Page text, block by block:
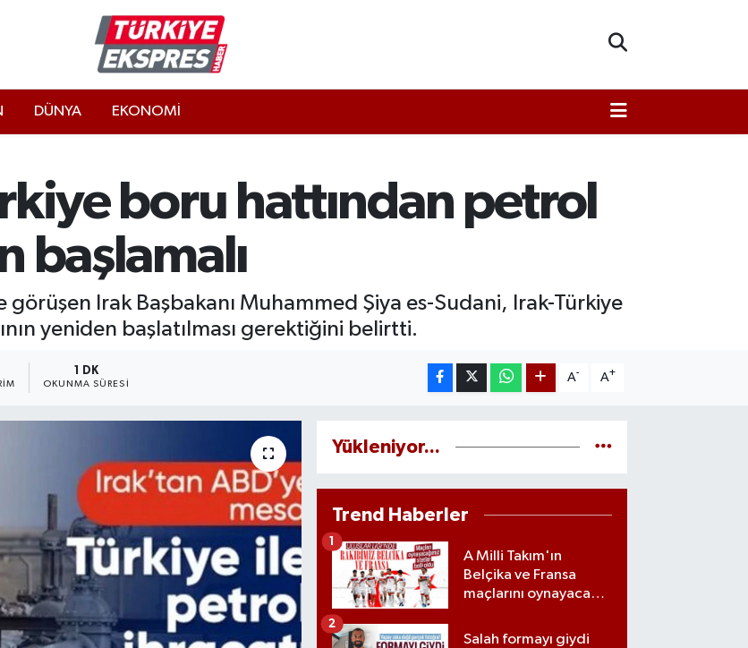
DÜNYA EKONOMİ
boru hattından petrol
başlamalı
görüşen Irak Başbakanı Muhammed Şiya es-Sudani, Irak-Türkiye
yeniden başlatılması gerektiğini belirtti.
1 DK
OKUNMA SÜRESI
A- A+
Yükleniyor...
Trend Haberler
A Milli Takım'ın
Belçika ve Fransa
maçlarını oynayacağı
1
Salah formayı giydi
2